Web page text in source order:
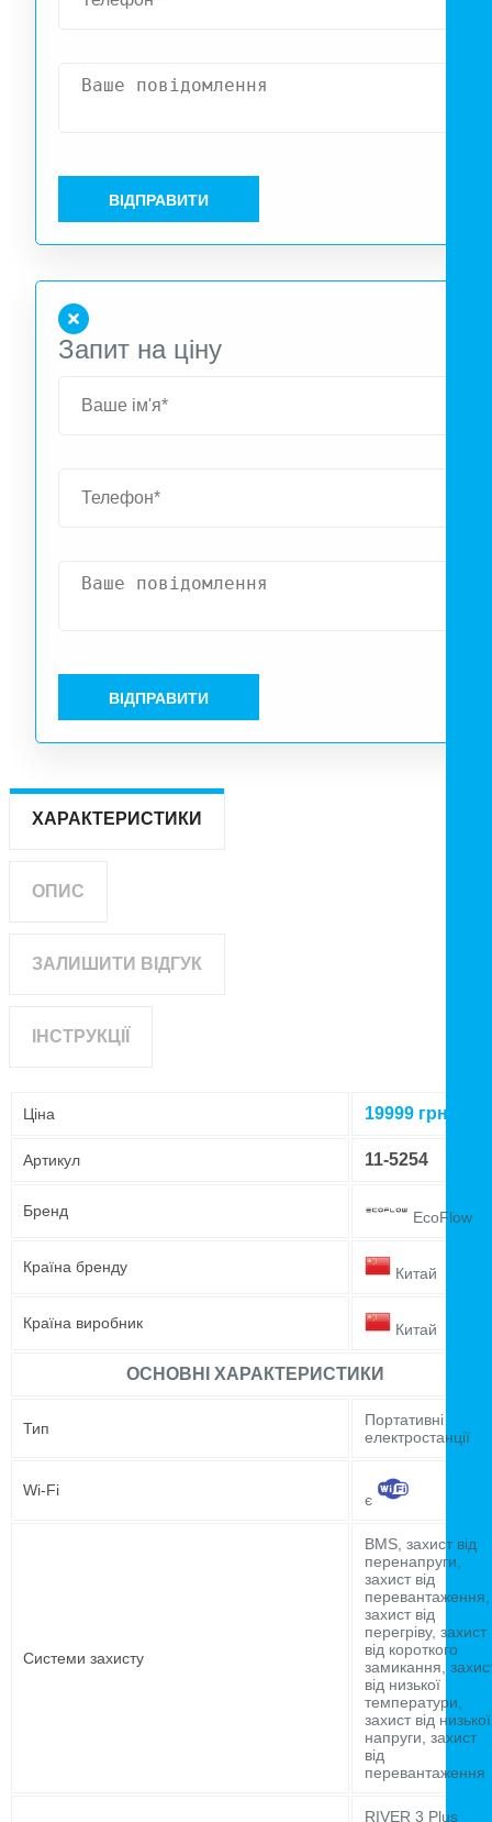
Plus Wireless в Climagroup.ua з офіційною гарантією до
ВІДПРАВИТИ
Запит на ціну
ВІДПРАВИТИ
ХАРАКТЕРИСТИКИ
ОПИС
ЗАЛИШИТИ ВІДГУК
ІНСТРУКЦІЇ
Ціна 19999 грн
Артикул 11-5254
Бренд EcoFlow
Країна бренду Китай
Країна виробник Китай
ОСНОВНІ ХАРАКТЕРИСТИКИ
Тип
Портативні
електростанції
Wi-Fi
є
Системи захисту
BMS, захист від
перенапруги,
захист від
перевантаження,
захист від
перегріву, захист
від короткого
замикання,
від низької
температури,
захист від низької
напруги, захист
від
перевантаження
RIVER 3 Plus